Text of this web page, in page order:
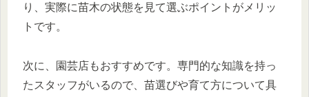
り、実際に苗木の状態を見て選ぶポイントがメリッ
トです。
次に、園芸店もおすすめです。専門的な知識を持っ
たスタッフがいるので、苗選びや育て方について具